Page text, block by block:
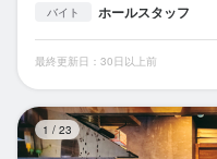
バイト ホールスタッフ
最終更新日：30日以上前
1 / 23